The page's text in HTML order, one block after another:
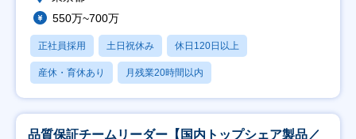
550万~700万
正社員採用 土日祝休み 休日120日以上
産休・育休あり 月残業20時間以内
品質保証チームリーダー【国内トップシェア製品／